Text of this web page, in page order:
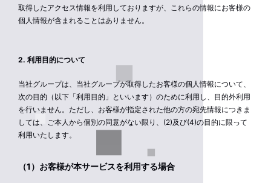
取得したアクセス情報を利用しておりますが、これらの情報にお客様の
個人情報が含まれることはありません。
2. 利用目的について
当社グループは、当社グループが取得したお客様の個人情報について、
次の目的（以下「利用目的」といいます）のために利用し、目的外利用
を行いません。ただし、お客様が指定された他の方の宛先情報につきま
しては、ご本人から個別の同意がない限り、(2)及び(4)の目的に限って
利用いたします。
（1）お客様が本サービスを利用する場合